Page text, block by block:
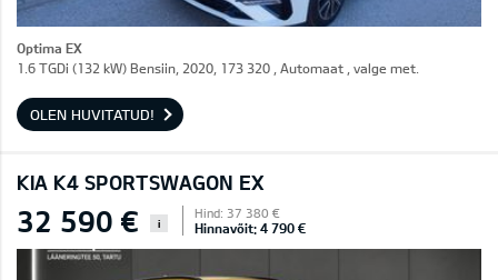
Optima EX
1.6 TGDi (132 kW) Bensiin, 2020, 173 320 , Automaat , valge met.
OLEN HUVITATUD!
KIA K4 SPORTSWAGON EX
32 590 € i
Hind: 37 380 €
Hinnavõit: 4 790 €